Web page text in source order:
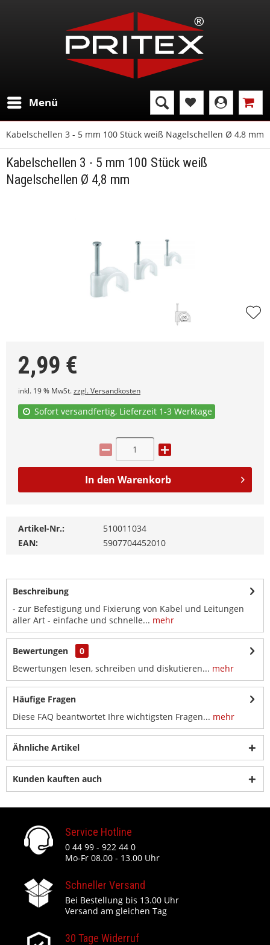
Menü
Kabelschellen 3 - 5 mm 100 Stück weiß Nagelschellen Ø 4,8 mm
Kabelschellen 3 - 5 mm 100 Stück weiß
Nagelschellen Ø 4,8 mm
2,99 €
inkl. 19 % MwSt.zzgl. Versandkosten
Sofort versandfertig, Lieferzeit 1-3 Werktage
In den Warenkorb
Artikel-Nr.:
510011034
EAN:
5907704452010
Beschreibung
- zur Befestigung und Fixierung von Kabel und Leitungen
aller Art - einfache und schnelle... mehr
Bewertungen
0
Bewertungen lesen, schreiben und diskutieren... mehr
Häufige Fragen
Diese FAQ beantwortet Ihre wichtigsten Fragen... mehr
Ähnliche Artikel
Kunden kauften auch
Service Hotline
0 44 99 - 922 44 0
Mo-Fr 08.00 - 13.00 Uhr
Schneller Versand
Bei Bestellung bis 13.00 Uhr
Versand am gleichen Tag
30 Tage Widerruf